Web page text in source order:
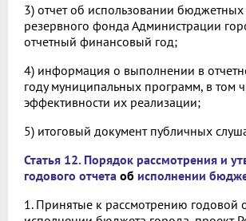
3) отчет об использовании бюджетных
резервного фонда Администрации
отчетный финансовый год;
4) информация о выполнении в
году муниципальных программ, в том
эффективности их реализации;
5) итоговый документ публичных
Статья 12. Порядок рассмотрения и
годового отчета об исполнении
1. Принятые к рассмотрению годовой